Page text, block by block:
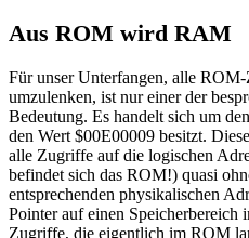
Aus ROM wird RAM
Für unser Unterfangen, alle
umzulenken, ist nur einer der
Bedeutung. Es handelt sich um
den Wert $00E00009 besitzt.
alle Zugriffe auf die logischen
befindet sich das ROM!) quasi
entsprechenden physikalischen
Pointer auf einen
Zugriffe, die eigentlich im ROM